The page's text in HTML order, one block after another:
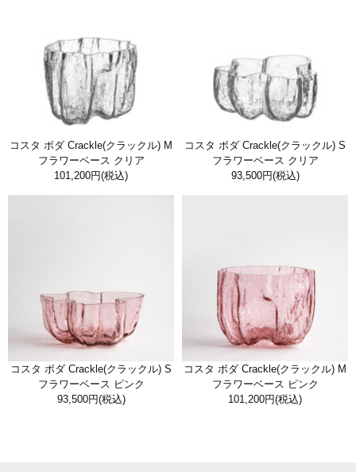
コスタ ボダ Crackle(クラックル) M
フラワーベース クリア
101,200円(税込)
コスタ ボダ Crackle(クラックル) S
フラワーベース クリア
93,500円(税込)
コスタ ボダ Crackle(クラックル) S
フラワーベース ピンク
93,500円(税込)
コスタ ボダ Crackle(クラックル) M
フラワーベース ピンク
101,200円(税込)